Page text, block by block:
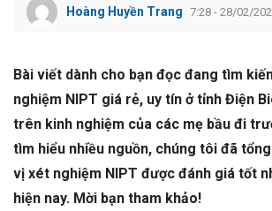
Hoàng Huyền Trang 7:28 - 28/02/
Bài viết dành cho bạn đọc đang tìm
nghiệm NIPT giá rẻ, uy tín ở tỉnh Điện
trên kinh nghiệm của các mẹ bầu đi
tìm hiểu nhiều nguồn, chúng tôi đã
vị xét nghiệm NIPT được đánh giá tốt
hiện nay. Mời bạn tham khảo!